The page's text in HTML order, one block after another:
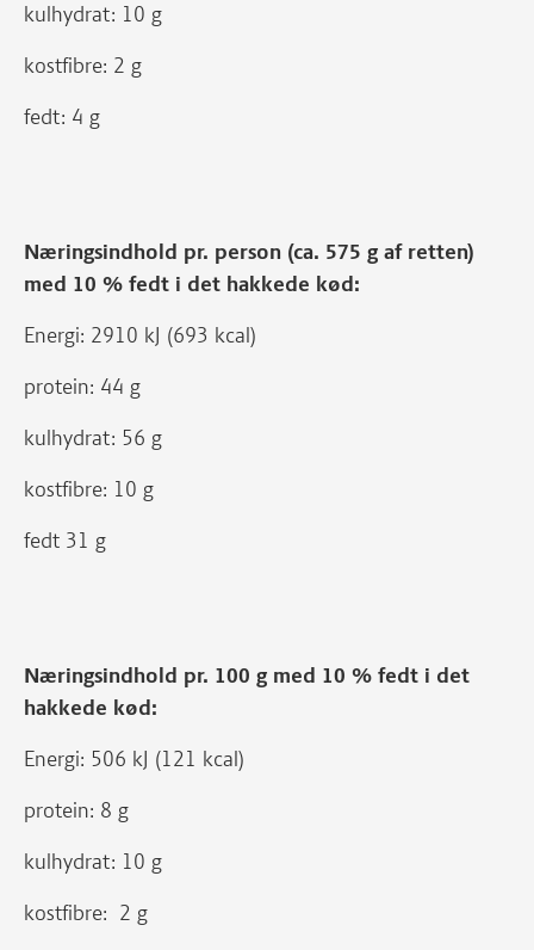
kulhydrat: 10 g
kostfibre: 2 g
fedt: 4 g
Næringsindhold pr. person (ca. 575 g af retten)
med 10 % fedt i det hakkede kød:
Energi: 2910 kJ (693 kcal)
protein: 44 g
kulhydrat: 56 g
kostfibre: 10 g
fedt 31 g
Næringsindhold pr. 100 g med 10 % fedt i det
hakkede kød:
Energi: 506 kJ (121 kcal)
protein: 8 g
kulhydrat: 10 g
kostfibre: 2 g